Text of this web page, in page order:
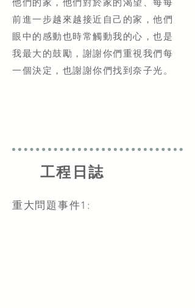
前進一步越來越接近自己的家，他們
眼中的感動也時常觸動我的心，也是
我最大的鼓勵，謝謝你們重視我們每
一個決定，也謝謝你們找到奈子光。
工程日誌
重大問題事件1: